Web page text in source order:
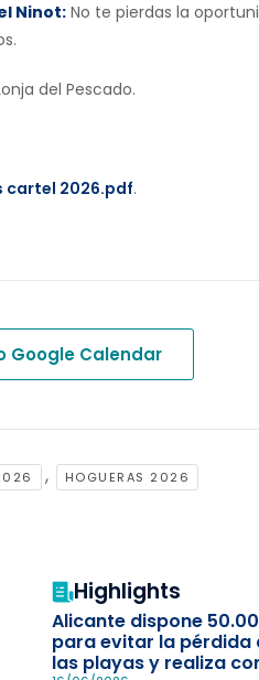
Ninot: No te pierdas la
del Pescado.
cartel 2026.pdf.
Google Calendar
, HOGUERAS 2026
Highlights
Alicante dispone
para evitar la pérdida
las playas y realiza